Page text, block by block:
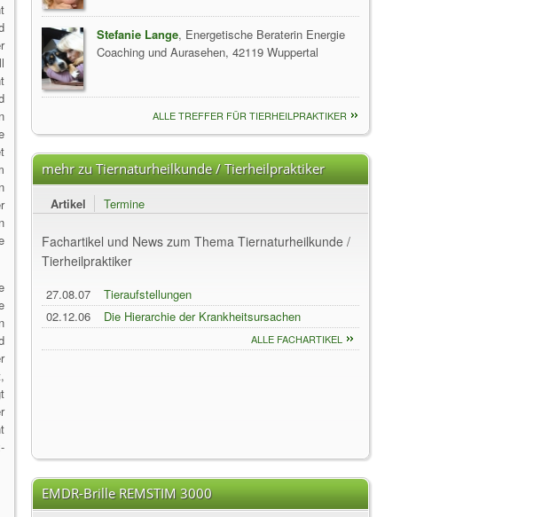
Stefanie Lange, Energetische Beraterin Energie
Coaching und Aurasehen, 42119 Wuppertal
ALLE TREFFER FÜR TIERHEILPRAKTIKER
mehr zu Tiernaturheilkunde / Tierheilpraktiker
Artikel Termine
Fachartikel und News zum Thema Tiernaturheilkunde /
Tierheilpraktiker
27.08.07
Tieraufstellungen
02.12.06
Die Hierarchie der Krankheitsursachen
ALLE FACHARTIKEL
EMDR-Brille REMSTIM 3000